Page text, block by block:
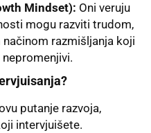
Mindset): Oni veruju
mogu razviti trudom,
razmišljanja koji
putanje razvoja,
intervjuišete.